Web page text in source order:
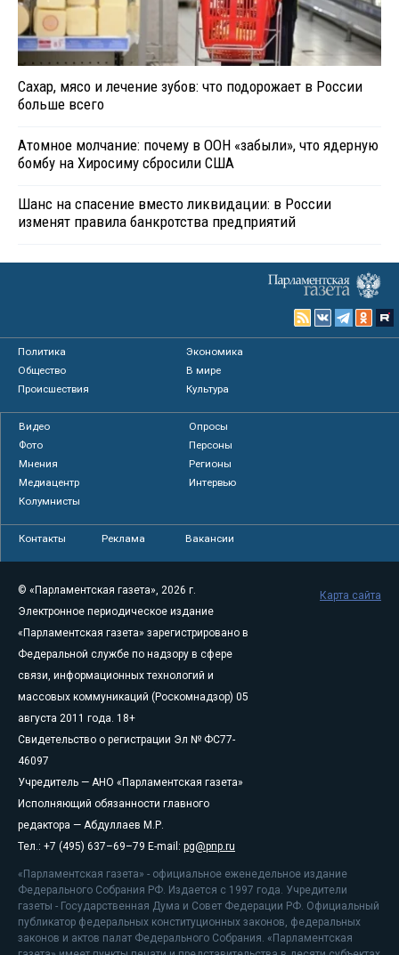
Сахар, мясо и лечение зубов: что подорожает в России
больше всего
Атомное молчание: почему в ООН «забыли», что ядерную
бомбу на Хиросиму сбросили США
Шанс на спасение вместо ликвидации: в России
изменят правила банкротства предприятий
Политика
Экономика
Общество
В мире
Происшествия
Культура
Видео
Опросы
Фото
Персоны
Мнения
Регионы
Медиацентр
Интервью
Колумнисты
Контакты Реклама Вакансии
© «Парламентская газета», 2026 г.
Электронное периодическое издание
«Парламентская газета» зарегистрировано в
Федеральной службе по надзору в сфере
связи, информационных технологий и
массовых коммуникаций (Роскомнадзор) 05
августа 2011 года. 18+
Свидетельство о регистрации Эл № ФС77-
46097
Учредитель — АНО «Парламентская газета»
Исполняющий обязанности главного
редактора — Абдуллаев М.Р.
Тел.: +7 (495) 637–69–79 E-mail: pg@pnp.ru
«Парламентская газета» - официальное еженедельное издание
Федерального Собрания РФ. Издается с 1997 года. Учредители
газеты - Государственная Дума и Совет Федерации РФ. Официальный
публикатор федеральных конституционных законов, федеральных
законов и актов палат Федерального Собрания. «Парламентская
Карта сайта